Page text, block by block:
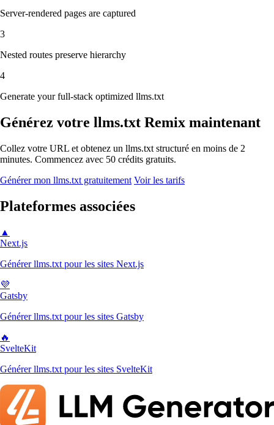
Server-rendered pages are captured
3
Nested routes preserve hierarchy
4
Generate your full-stack optimized llms.txt
Générez votre llms.txt Remix maintenant
Collez votre URL et obtenez un llms.txt structuré en moins de 2
minutes. Commencez avec 50 crédits gratuits.
Générer mon llms.txt gratuitement Voir les tarifs
Plateformes associées
▲
Next.js
Générer llms.txt pour les sites Next.js
💜
Gatsby
Générer llms.txt pour les sites Gatsby
🔥
SvelteKit
Générer llms.txt pour les sites SvelteKit